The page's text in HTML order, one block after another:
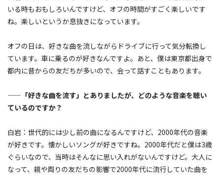
いる時もおもしろいんですけど、オフの時間がすごく楽しいです
ね。楽しいというか息抜きになっています。
オフの日は、好きな曲を流しながらドライブに行って気分転換し
ています。車に乗るのが好きなんですよ。あと、僕は東京都出身で
都内に昔からの友だちが多いので、会って話すこともあります。
——「好きな曲を流す」とありましたが、どのような音楽を聴い
ているのですか？
白岩：世代的には少し前の曲になるんですけど、2000年代の音楽
が好きです。懐かしいソングが好きですね。2000年代だと僕は3歳
ぐらいなので、当時はそんなに思い入れがないんですけど。大人に
なって、親や周りの友だちの影響で2000年代に流行していた曲を